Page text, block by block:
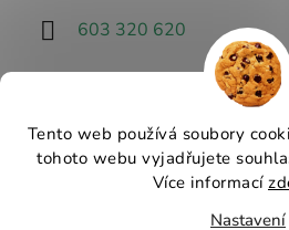
Tento web používá soubory
tohoto webu vyjadřujete
Více informací
Nastavení
603 320 620
Návrhář